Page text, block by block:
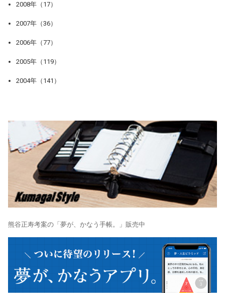
2008年（17）
2007年（36）
2006年（77）
2005年（119）
2004年（141）
熊谷正寿考案の「夢が、かなう手帳。」販売中